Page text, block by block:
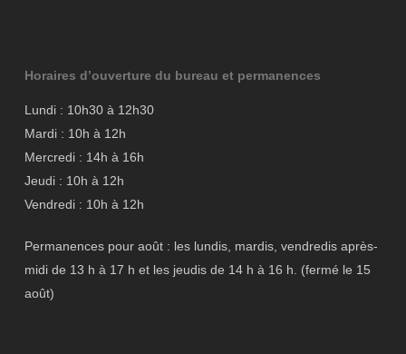
Horaires d’ouverture du bureau et permanences
Lundi : 10h30 à 12h30
Mardi : 10h à 12h
Mercredi : 14h à 16h
Jeudi : 10h à 12h
Vendredi : 10h à 12h
Permanences pour août : les lundis, mardis, vendredis après-
midi de 13 h à 17 h et les jeudis de 14 h à 16 h. (fermé le 15
août)